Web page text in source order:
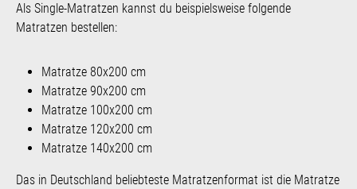
Als Single-Matratzen kannst du beispielsweise folgende
Matratzen bestellen:
Matratze 80x200 cm
Matratze 90x200 cm
Matratze 100x200 cm
Matratze 120x200 cm
Matratze 140x200 cm
Das in Deutschland beliebteste Matratzenformat ist die Matratze